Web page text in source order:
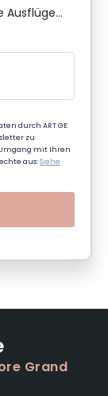
durch ART GE
zu
mit Ihren
aus:Siehe
Grand